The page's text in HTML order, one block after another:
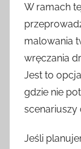
W ramach
malowania
wręczania
Jest to
gdzie nie
scenariuszy
Jeśli